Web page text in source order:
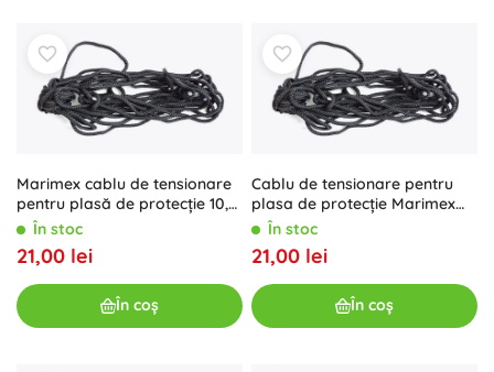
Marimex cablu de tensionare
pentru plasă de protecție 10,2
m În stoc
21,00 lei
În coș
Cablu de tensionare pentru
plasa de protecție Marimex
11,3 m
În stoc
21,00 lei
În coș